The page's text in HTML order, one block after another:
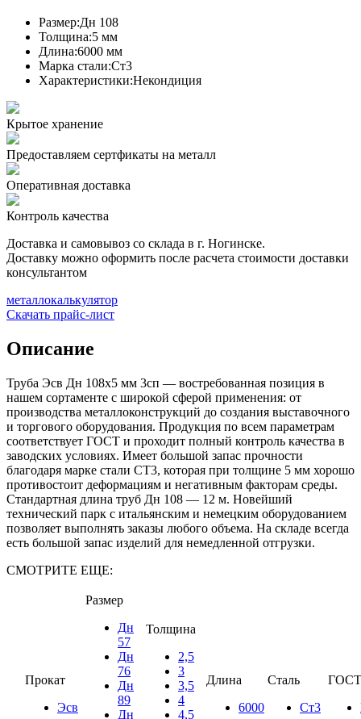
Размер:Дн 108
Толщина:5 мм
Длина:6000 мм
Марка стали:Ст3
Характеристики:Некондиция
Крытое хранение
Предоставляем сертфикаты на металл
Оперативная доставка
Контроль качества
Доставка и самовывоз со склада в г. Ногинске.
Доставку можно оформить после расчета стоимости доставки
консультантом
металлокалькулятор
Скачать прайс-лист
Описание
Труба Эсв Дн 108x5 мм 3сп — востребованная позиция в
нашем сортаменте с широкой сферой применения: от
производства металлоконструкций до создания выставочного
и торгового оборудования. Продукция по всем параметрам
соответствует ГОСТ и проходит полный контроль качества в
заводских условиях. Имеет большой запас прочности
благодаря марке стали СТ3, которая при толщине 5 мм хорошо
противостоит деформациям и негативным факторам среды.
Стандартная длина труб Дн 108 — 12 м. Новейший
технический парк с итальянским и немецким оборудованием
позволяет выполнять заказы любого объема. На складе всегда
есть большой запас изделий для немедленной отгрузки.
СМОТРИТЕ ЕЩЕ:
Прокат
Эсв
Размер
Дн
57
Дн
76
Дн
89
Дн
Толщина
2,5
3
3,5
4
4,5
Длина
6000
Сталь
Ст3